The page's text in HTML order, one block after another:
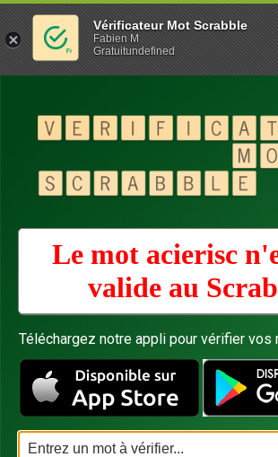
Le mot acierisc
valide au
Téléchargez notre appli pour vérifier vos
Vérificateur Mot Scrabble
Fabien M
Gratuitundefined